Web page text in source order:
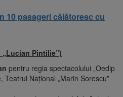
10 pasageri călătoresc cu
„Lucian Pintilie”)
pentru regia spectacolului „Oedip
Teatrul Naţional „Marin Sorescu”